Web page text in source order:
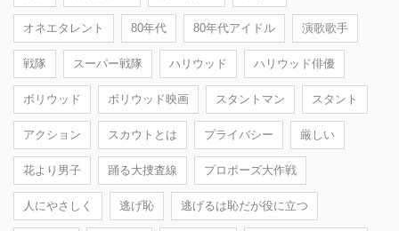
オネエタレント 80年代 80年代アイドル 演歌歌手
戦隊 スーパー戦隊 ハリウッド ハリウッド俳優
ボリウッド ボリウッド映画 スタントマン スタント
アクション スカウトとは プライバシー 厳しい
花より男子 踊る大捜査線 プロポーズ大作戦
人にやさしく 逃げ恥 逃げるは恥だが役に立つ